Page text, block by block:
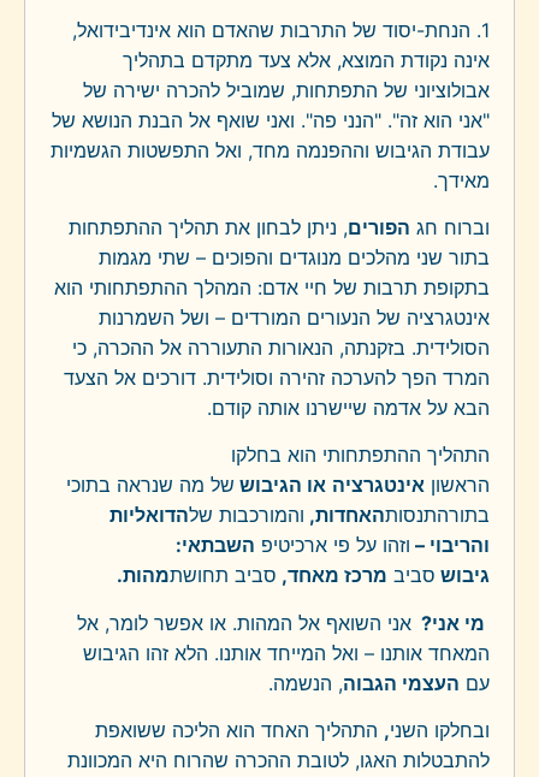
1. הנחת-יסוד של התרבות שהאדם הוא אינדיבידואל,
אינה נקודת המוצא, אלא צעד מתקדם בתהליך
אבולוציוני של התפתחות, שמוביל להכרה ישירה של
"אני הוא זה". "הנני פה". ואני שואף אל הבנת הנושא של
עבודת הגיבוש וההפנמה מחד, ואל התפשטות הגשמיות
מאידך.
וברוח חג הפורים, ניתן לבחון את תהליך ההתפתחות
בתור שני מהלכים מנוגדים והפוכים – שתי מגמות
בתקופת תרבות של חיי אדם: המהלך ההתפתחותי הוא
אינטגרציה של הנעורים המורדים – ושל השמרנות
הסולידית. בזקנתה, הנאורות התעוררה אל ההכרה, כי
המרד הפך להערכה זהירה וסולידית. דורכים אל הצעד
הבא על אדמה שיישרנו אותה קודם.
התהליך ההתפתחותי הוא בחלקו
הראשון אינטגרציה או הגיבוש של מה שנראה בתוכי
בתורהתנסותהאחדות, והמורכבות שלהדואליות
והריבוי – וזהו על פי ארכיטיפ השבתאי:
גיבוש סביב מרכז מאחד, סביב תחושתמהות.
מי אני? אני השואף אל המהות. או אפשר לומר, אל
המאחד אותנו – ואל המייחד אותנו. הלא זהו הגיבוש
עם העצמי הגבוה, הנשמה.
ובחלקו השני, התהליך האחד הוא הליכה ששואפת
להתבטלות האגו, לטובת ההכרה שהרוח היא המכוונת